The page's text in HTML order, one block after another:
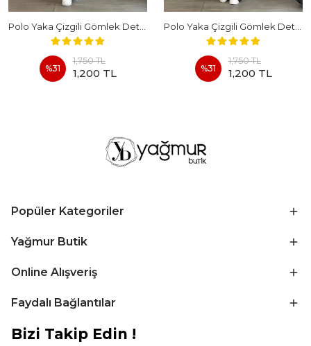
%31
1,750 TL
1,200 TL %31
1,750 TL
1,200 TL
Popüler Kategoriler
Yağmur Butik
Online Alışveriş
Faydalı Bağlantılar
Bizi Takip Edin !